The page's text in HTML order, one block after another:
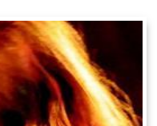
L. North và Phó Đô đốc
ninh Quốc gia bị truy tố
trò của họ trong vụ Iran-